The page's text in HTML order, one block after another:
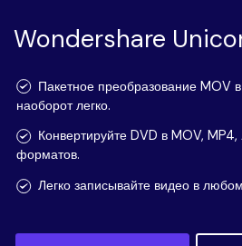
Решения
О нас
Новости
Покупка
Windows
Mac
UniConverter для Mac
Функции
AI функции
Больше инструментов
Руководство
Блог
КУПИТЬ
Wondershare
Пакетное преобразование MOV
наоборот легко.
Конвертируйте DVD в MOV,
форматов.
Легко записывайте видео в